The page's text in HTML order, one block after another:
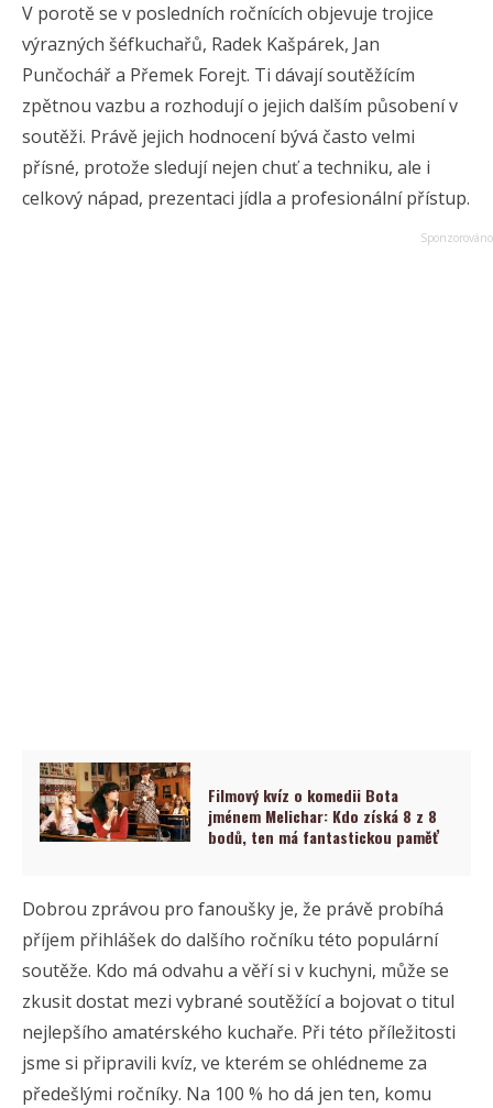
V porotě se v posledních ročnících objevuje trojice
výrazných šéfkuchařů, Radek Kašpárek, Jan
Punčochář a Přemek Forejt. Ti dávají soutěžícím
zpětnou vazbu a rozhodují o jejich dalším působení v
soutěži. Právě jejich hodnocení bývá často velmi
přísné, protože sledují nejen chuť a techniku, ale i
celkový nápad, prezentaci jídla a profesionální přístup.
Filmový kvíz o komedii Bota
jménem Melichar: Kdo získá 8 z 8
bodů, ten má fantastickou paměť
Dobrou zprávou pro fanoušky je, že právě probíhá
příjem přihlášek do dalšího ročníku této populární
soutěže. Kdo má odvahu a věří si v kuchyni, může se
zkusit dostat mezi vybrané soutěžící a bojovat o titul
nejlepšího amatérského kuchaře. Při této příležitosti
jsme si připravili kvíz, ve kterém se ohlédneme za
předešlými ročníky. Na 100 % ho dá jen ten, komu